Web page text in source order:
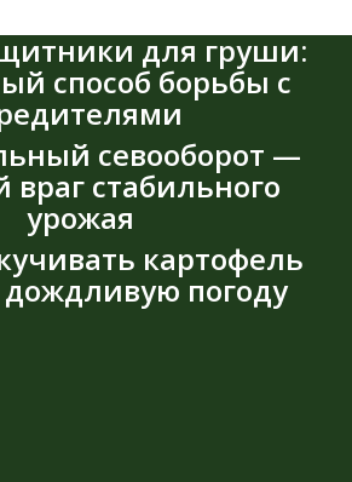
для груши:
способ борьбы с
севооборот —
враг стабильного
урожая
картофель
погоду